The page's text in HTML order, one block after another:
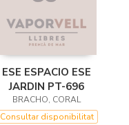
ESE ESPACIO ESE
JARDIN PT-696
BRACHO, CORAL
Consultar disponibilitat